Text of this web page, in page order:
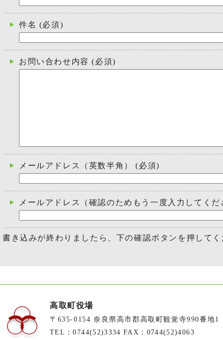
件名 (必須)
お問い合わせ内容 (必須)
メールアドレス（英数半角） (必須)
メールアドレス（確認のためもう一度入力してくだ
書き込みが終わりましたら、下の確認ボタンを押して
高取町役場
〒635-0154 奈良県高市郡高取町観覚寺990番地1
TEL：0744(52)3334 FAX：0744(52)4063